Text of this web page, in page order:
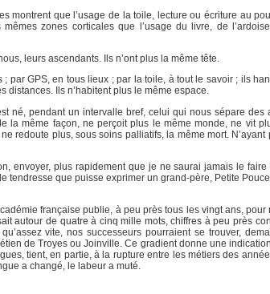
montrent que l’usage de la toile, lecture ou écriture au
zones corticales que l’usage du livre, de
leurs ascendants. Ils n’ont plus la même tête.
par GPS, en tous lieux ; par la toile, à tout le savoir ; ils
Ils n’habitent plus le même espace.
né, pendant un intervalle bref, celui qui nous sépare des
la même façon, ne perçoit plus le même monde, ne vit
redoute plus, sous soins palliatifs, la même mort.
envoyer, plus rapidement que je ne saurai jamais le
tendresse que puisse exprimer un grand-père, Petite
française publie, à peu près tous les vingt ans,
autour de quatre à cinq mille mots, chiffres à peu près
vite, nos successeurs pourraient se trouver,
de Troyes ou Joinville. Ce gradient donne une
tient, en partie, à la rupture entre les métiers des
a changé, le labeur a muté.